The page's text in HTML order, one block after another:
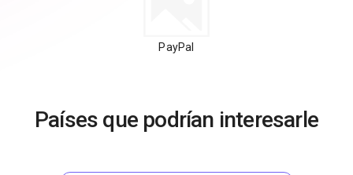
PayPal
Países que podrían interesarle